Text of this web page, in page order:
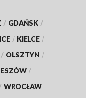
/ GDAŃSK /
/ KIELCE /
/ OLSZTYN /
/
/ WROCŁAW